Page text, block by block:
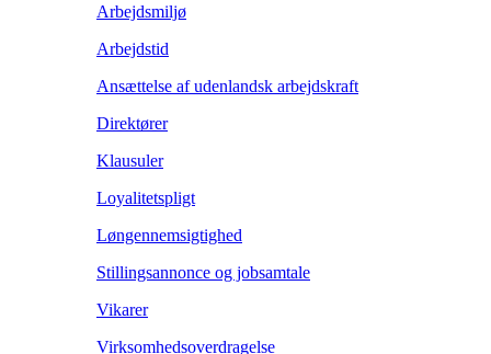
Arbejdsmiljø
Arbejdstid
Ansættelse af udenlandsk arbejdskraft
Direktører
Klausuler
Loyalitetspligt
Løngennemsigtighed
Stillingsannonce og jobsamtale
Vikarer
Virksomhedsoverdragelse